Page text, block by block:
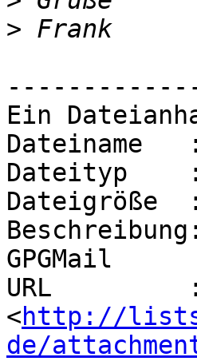
>
Ein
Dateiname
Dateityp
Dateigröße
GPGMail
URL         :
<http://
de/